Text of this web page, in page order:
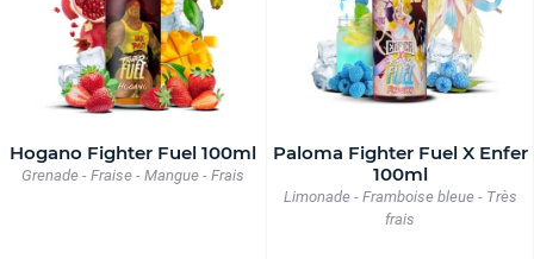
Hogano Fighter Fuel 100ml
Grenade - Fraise - Mangue - Frais
Paloma Fighter Fuel X Enfer
100ml
Limonade - Framboise bleue - Très
frais